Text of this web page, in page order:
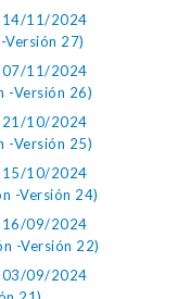
14/11/2024
Versión 27)
07/11/2024
-Versión 26)
21/10/2024
-Versión 25)
15/10/2024
-Versión 24)
16/09/2024
-Versión 22)
03/09/2024